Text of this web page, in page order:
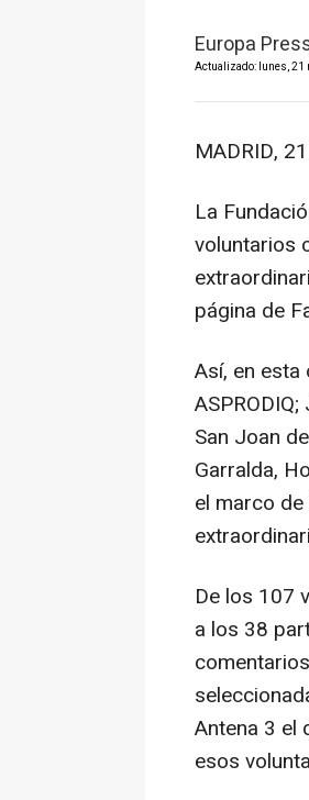
Europa
Actualizado: lunes, 21
MADRID,
La
voluntarios
página de
Así, en
San Joan
Garralda,
el marco
De los 107
a los 38
Antena 3 el
esos